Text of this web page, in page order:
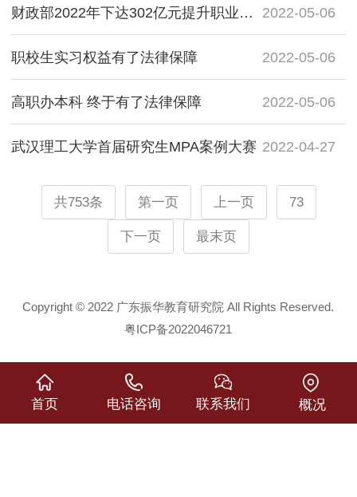
财政部2022年下达302亿元提升职业教育质量 2022-05-06
职校生实习权益有了法律保障 2022-05-06
高职办本科 终于有了法律保障 2022-05-06
武汉理工大学首届研究生MPA案例大赛 2022-04-27
共753条 第一页 上一页 73
下一页 最末页
Copyright © 2022 广东振华教育研究院 All Rights Reserved.
粤ICP备2022046721
首页 电话咨询 联系我们 概况